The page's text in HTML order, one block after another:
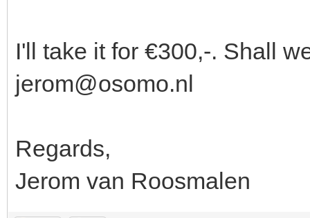
I'll take it for €300,-. Shall
jerom@osomo.nl
Regards,
Jerom van Roosmalen